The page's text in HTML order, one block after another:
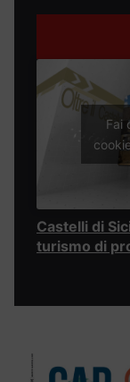
Fai
Castelli di
turismo di